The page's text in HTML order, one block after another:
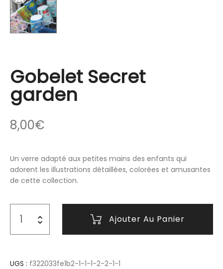
Gobelet Secret
garden
8,00€
Un verre adapté aux petites mains des enfants qui
adorent les illustrations détaillées, colorées et amusantes
de cette collection.
Ajouter Au Panier
UGS : f322033fe1b2-1-1-1-2-2-1-1